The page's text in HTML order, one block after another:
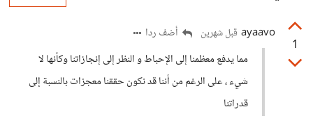
1
ayaavo قبل شهرين
أضف ردا
مما يدفع معظمنا إلى الإحباط و النظر إلى إنجازاتنا وكأنها لا
شيء ، على الرغم من أننا قد نكون حققنا معجزات بالنسبة إلى
قدراتنا